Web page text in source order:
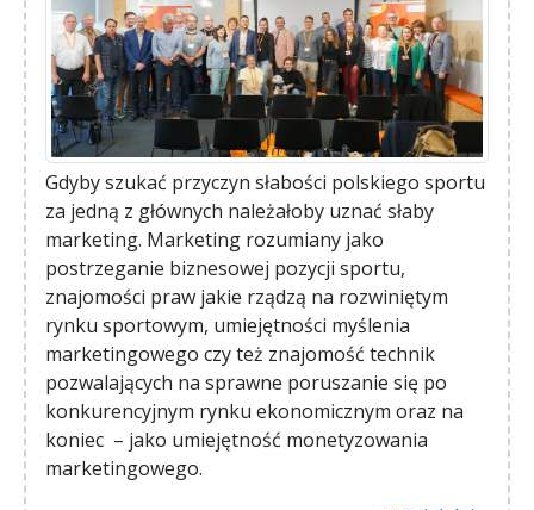
Gdyby szukać przyczyn słabości polskiego sportu
za jedną z głównych należałoby uznać słaby
marketing. Marketing rozumiany jako
postrzeganie biznesowej pozycji sportu,
znajomości praw jakie rządzą na rozwiniętym
rynku sportowym, umiejętności myślenia
marketingowego czy też znajomość technik
pozwalających na sprawne poruszanie się po
konkurencyjnym rynku ekonomicznym oraz na
koniec – jako umiejętność monetyzowania
marketingowego.